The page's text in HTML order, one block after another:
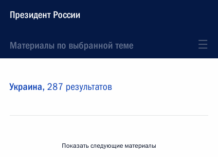
Президент России
Материалы по выбранной теме
Украина, 287 результатов
Показать следующие материалы